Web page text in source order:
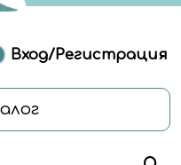
Вход/Регистрация